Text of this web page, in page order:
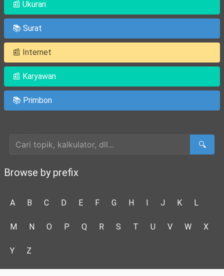
📰 Ukuran
📚 Surat
📰 Internet
📰 Karyawan
📚 Primbon
🔍
Browse by prefix
A B C D E F G H I J K L
M N O P Q R S T U V W X
Y Z